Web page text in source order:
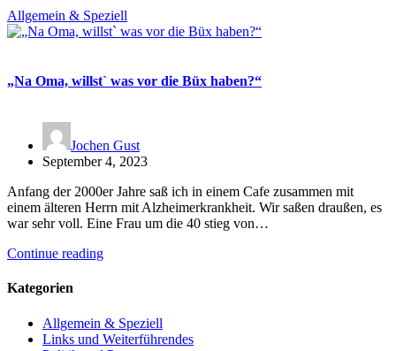
Allgemein & Speziell
„Na Oma, willst` was vor die Büx haben?“
Jochen Gust
September 4, 2023
Anfang der 2000er Jahre saß ich in einem Cafe zusammen mit
einem älteren Herrn mit Alzheimerkrankheit. Wir saßen draußen, es
war sehr voll. Eine Frau um die 40 stieg von…
Continue reading
Kategorien
Allgemein & Speziell
Links und Weiterführendes